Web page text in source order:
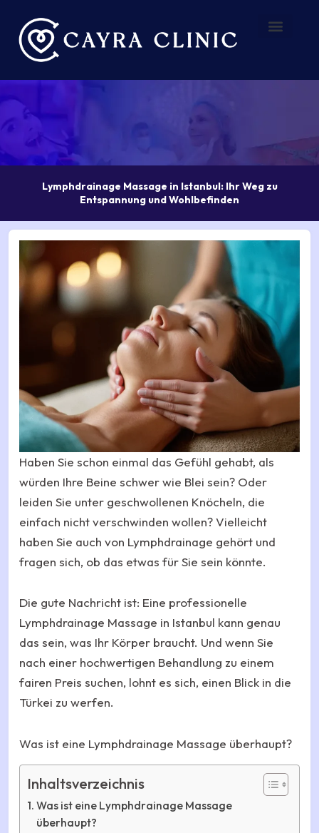
Inhalt
springen
Lymphdrainage Massage in Istanbul: Ihr Weg zu
Entspannung und Wohlbefinden
Haben Sie schon einmal das Gefühl gehabt, als
würden Ihre Beine schwer wie Blei sein? Oder
leiden Sie unter geschwollenen Knöcheln, die
einfach nicht verschwinden wollen? Vielleicht
haben Sie auch von Lymphdrainage gehört und
fragen sich, ob das etwas für Sie sein könnte.
Die gute Nachricht ist: Eine professionelle
Lymphdrainage Massage in Istanbul kann genau
das sein, was Ihr Körper braucht. Und wenn Sie
nach einer hochwertigen Behandlung zu einem
fairen Preis suchen, lohnt es sich, einen Blick in die
Türkei zu werfen.
Was ist eine Lymphdrainage Massage überhaupt?
Inhaltsverzeichnis
Was ist eine Lymphdrainage Massage
überhaupt?